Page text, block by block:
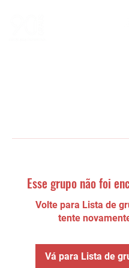
Esse grupo não foi
Volte para Lista de
tente
Vá para Lista de